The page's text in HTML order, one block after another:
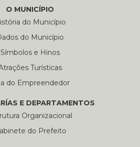
O MUNICÍPIO
do Município
do Município
Símbolos e Hinos
Turísticas
do Empreendedor
E DEPARTAMENTOS
Organizacional
do Prefeito